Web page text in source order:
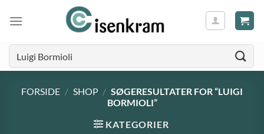
FORSIDE / SHOP / SØGERESULTATER FOR “LUIGI
BORMIOLI”
KATEGORIER